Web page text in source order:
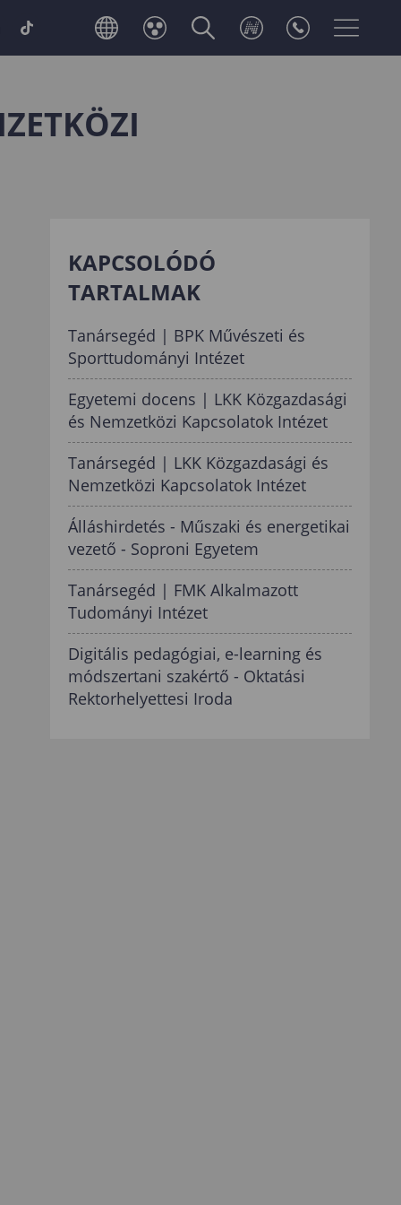
KAPCSOLÓDÓ
TARTALMAK
Tanársegéd | BPK Művészeti és
Sporttudományi Intézet
Egyetemi docens | LKK Közgazdasági
és Nemzetközi Kapcsolatok Intézet
Tanársegéd | LKK Közgazdasági és
Nemzetközi Kapcsolatok Intézet
Álláshirdetés - Műszaki és energetikai
vezető - Soproni Egyetem
Tanársegéd | FMK Alkalmazott
Tudományi Intézet
Digitális pedagógiai, e-learning és
módszertani szakértő - Oktatási
Rektorhelyettesi Iroda